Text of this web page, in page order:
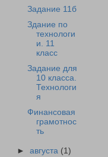
Задание 11б
Здание по
технологи
и. 11
класс
Задание для
10 класса.
Технологи
я
Финансовая
грамотнос
ть
►августа (1)